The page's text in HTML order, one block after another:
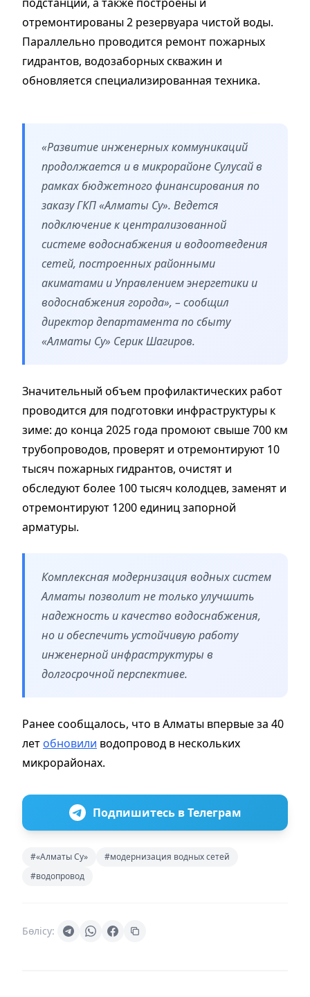
отремонтированы 2 резервуара чистой воды.
Параллельно проводится ремонт пожарных
гидрантов, водозаборных скважин и
обновляется специализированная техника.
«Развитие инженерных коммуникаций
продолжается и в микрорайоне Сулусай в
рамках бюджетного финансирования по
заказу ГКП «Алматы Су». Ведется
подключение к централизованной
системе водоснабжения и водоотведения
сетей, построенных районными
акиматами и Управлением энергетики и
водоснабжения города», – сообщил
директор департамента по сбыту
«Алматы Су» Серик Шагиров.
Значительный объем профилактических работ
проводится для подготовки инфраструктуры к
зиме: до конца 2025 года промоют свыше 700 км
трубопроводов, проверят и отремонтируют 10
тысяч пожарных гидрантов, очистят и
обследуют более 100 тысяч колодцев, заменят и
отремонтируют 1200 единиц запорной
арматуры.
Комплексная модернизация водных систем
Алматы позволит не только улучшить
надежность и качество водоснабжения,
но и обеспечить устойчивую работу
инженерной инфраструктуры в
долгосрочной перспективе.
Ранее сообщалось, что в Алматы впервые за 40
лет обновили водопровод в нескольких
микрорайонах.
Подпишитесь в Телеграм
#«Алматы Су»
#модернизация водных сетей
#водопровод
Бөлісу: